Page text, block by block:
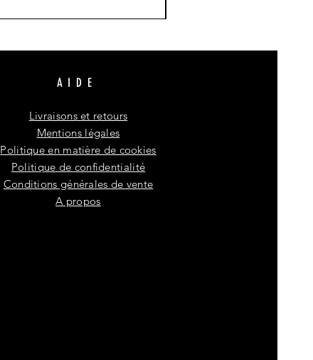
AIDE
Livraisons et retours
Mentions légales
Politique en matière de cookies
Politique de confidentialité
Conditions générales de vente
A propos